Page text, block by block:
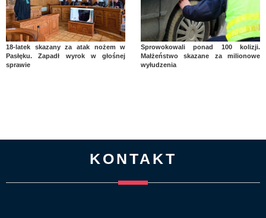
18-latek skazany za atak nożem w
Pasłęku. Zapadł wyrok w głośnej
sprawie
Sprowokowali ponad 100 kolizji.
Małżeństwo skazane za milionowe
wyłudzenia
KONTAKT